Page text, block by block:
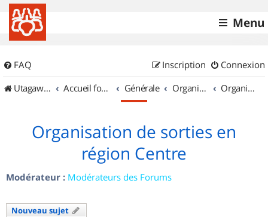
Menu
FAQ Connexion
Inscription
UtagawaVTT (Randos VTT et VTTAE avec traces GPS)
Accueil forum Générale Organisation de sorties & Recherche de partenaires Organisation de sorties en région Centre
Organisation de sorties en
région Centre
Modérateur : Modérateurs des Forums
Nouveau sujet